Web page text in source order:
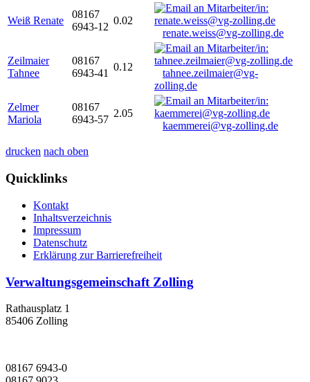
Weiß Renate
08167
6943-12
0.02
renate.weiss@vg-zolling.de
Zeilmaier
Tahnee
08167
6943-41
0.12
tahnee.zeilmaier@vg-
zolling.de
Zelmer
Mariola
08167
6943-57
2.05
kaemmerei@vg-zolling.de
drucken nach oben
Quicklinks
Kontakt
Inhaltsverzeichnis
Impressum
Datenschutz
Erklärung zur Barrierefreiheit
Verwaltungsgemeinschaft Zolling
Rathausplatz 1
85406 Zolling
08167 6943-0